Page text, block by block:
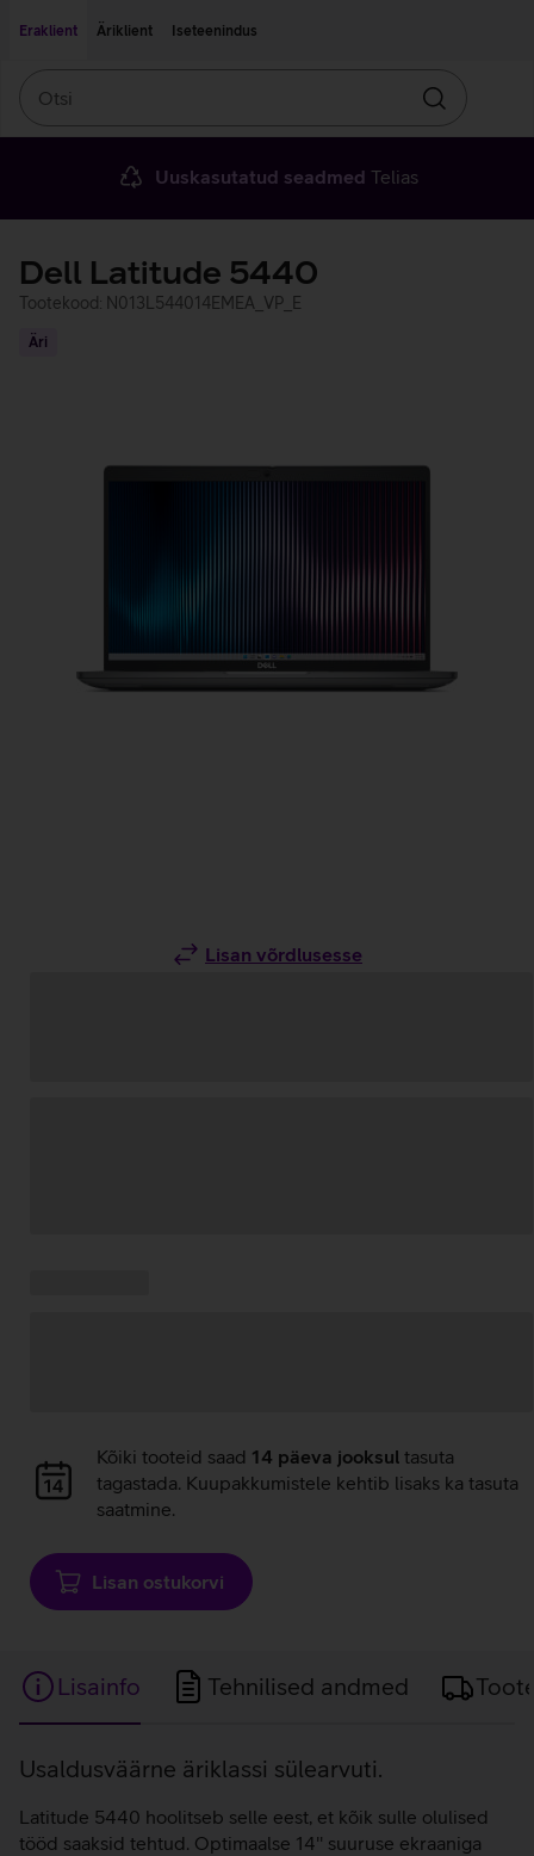
Eraklient
Äriklient Iseteenindus
Otsin
Uuskasutatud seadmed Telias
Dell Latitude 5440
Tootekood: N013L544014EMEA_VP_E
Äri
Lisan võrdlusesse
Andmete
laadimine
Kõiki tooteid saad 14 päeva jooksul tasuta
tagastada. Kuupakkumistele kehtib lisaks ka tasuta
saatmine.
Lisan ostukorvi
Lisainfo Tehnilised andmed
Lisainfo
Usaldusväärne äriklassi sülearvuti.
Latitude 5440 hoolitseb selle eest, et kõik sulle olulised
tööd saaksid tehtud. Optimaalse 14'' suuruse ekraaniga